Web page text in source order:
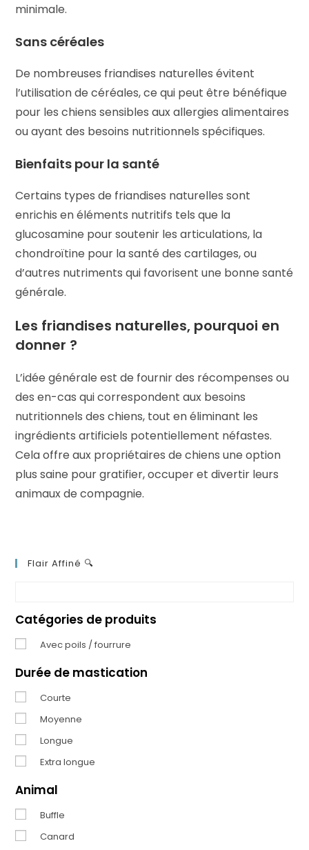
minimale.
Sans céréales
De nombreuses friandises naturelles évitent
l’utilisation de céréales, ce qui peut être bénéfique
pour les chiens sensibles aux allergies alimentaires
ou ayant des besoins nutritionnels spécifiques.
Bienfaits pour la santé
Certains types de friandises naturelles sont
enrichis en éléments nutritifs tels que la
glucosamine pour soutenir les articulations, la
chondroïtine pour la santé des cartilages, ou
d’autres nutriments qui favorisent une bonne santé
générale.
Les friandises naturelles, pourquoi en
donner ?
L’idée générale est de fournir des récompenses ou
des en-cas qui correspondent aux besoins
nutritionnels des chiens, tout en éliminant les
ingrédients artificiels potentiellement néfastes.
Cela offre aux propriétaires de chiens une option
plus saine pour gratifier, occuper et divertir leurs
animaux de compagnie.
Flair Affiné 🔍
Catégories de produits
Avec poils / fourrure
Durée de mastication
Courte
Moyenne
Longue
Extra longue
Animal
Buffle
Canard